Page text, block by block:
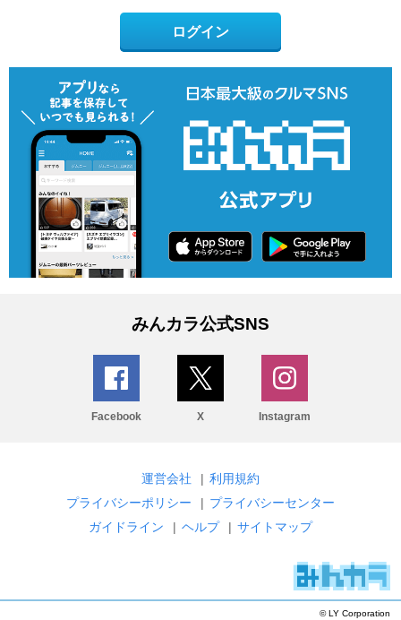
ログイン
みんカラ公式SNS
Facebook X Instagram
運営会社 | 利用規約
プライバシーポリシー
| プライバシーセンター
ガイドライン
| ヘルプ | サイトマップ
© LY Corporation